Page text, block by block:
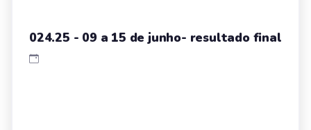
024.25 - 09 a 15 de junho- resultado final